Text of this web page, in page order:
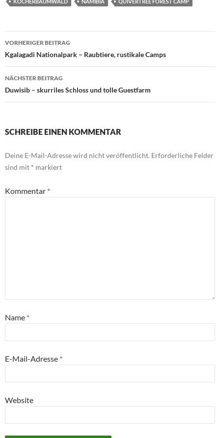
KÖCHERBAUMWALD NAMIBIA QUIVERTREE FOREST CAMP
Beitragsnavigation
VORHERIGER BEITRAG
Kgalagadi Nationalpark – Raubtiere, rustikale Camps
NÄCHSTER BEITRAG
Duwisib – skurriles Schloss und tolle Guestfarm
SCHREIBE EINEN KOMMENTAR
Deine E-Mail-Adresse wird nicht veröffentlicht. Erforderliche Felder
sind mit * markiert
Kommentar *
Name *
E-Mail-Adresse *
Website